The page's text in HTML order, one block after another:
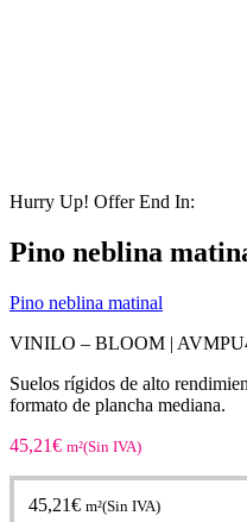
Hurry Up! Offer End In:
Pino neblina
Pino neblina matinal
VINILO – BLOOM |
Suelos rígidos de alto
formato de plancha mediana.
45,21€ m²(Sin IVA)
45,21€ m²(Sin IVA)